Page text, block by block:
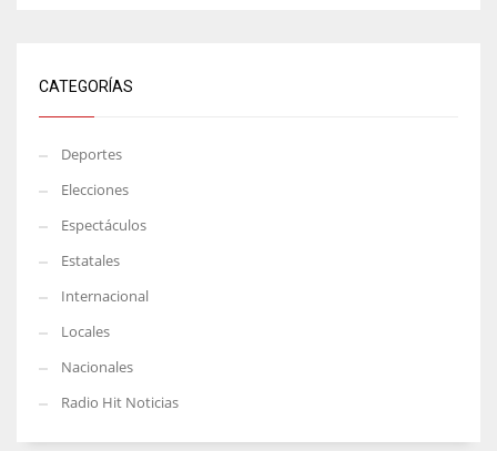
CATEGORÍAS
Deportes
Elecciones
Espectáculos
Estatales
Internacional
Locales
Nacionales
Radio Hit Noticias